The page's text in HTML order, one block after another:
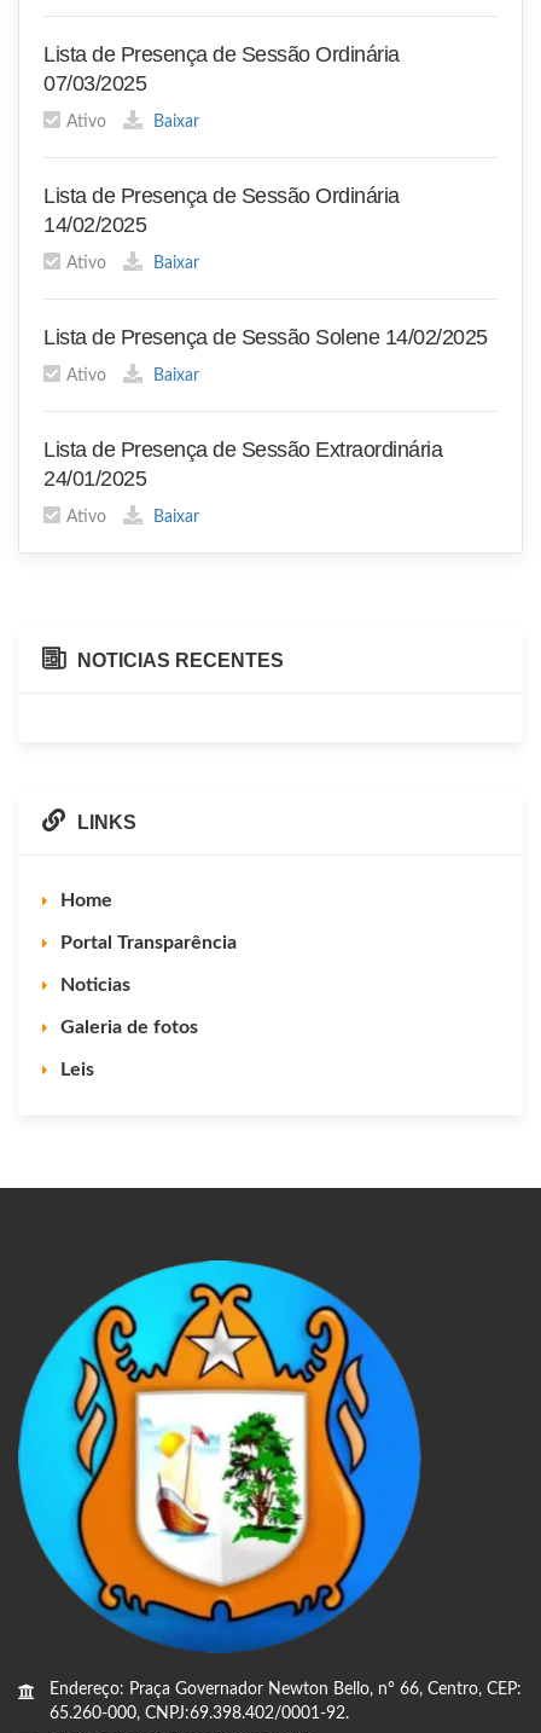
Lista de Presença de Sessão Ordinária
07/03/2025
Ativo Baixar
Lista de Presença de Sessão Ordinária
14/02/2025
Ativo Baixar
Lista de Presença de Sessão Solene 14/02/2025
Ativo Baixar
Lista de Presença de Sessão Extraordinária
24/01/2025
Ativo Baixar
NOTICIAS RECENTES
LINKS
Home
Portal Transparência
Noticias
Galeria de fotos
Leis
Endereço: Praça Governador Newton Bello, n° 66, Centro, CEP:
65.260-000, CNPJ:69.398.402/0001-92.